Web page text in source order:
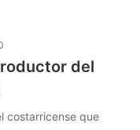
del
costarricense que